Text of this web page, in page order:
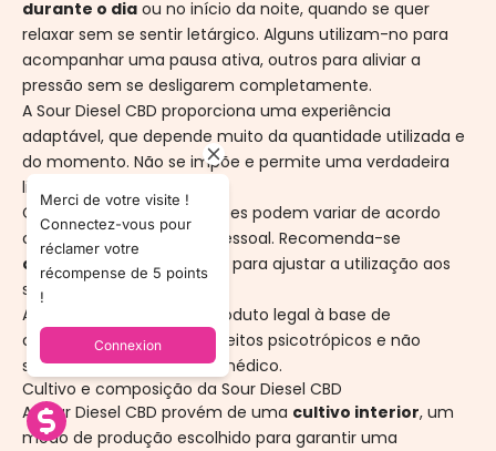
durante o dia ou no início da noite, quando se quer
relaxar sem se sentir letárgico. Alguns utilizam-no para
acompanhar uma pausa ativa, outros para aliviar a
pressão sem se desligarem completamente.
A Sour Diesel CBD proporciona uma experiência
adaptável, que depende muito da quantidade utilizada e
do momento. Não se impõe e permite uma verdadeira
liberdade de utilização.
Como sempre, as sensações podem variar de acordo
com a sua sensibilidade pessoal. Recomenda-se
começar gradualmente
para ajustar a utilização aos
seus hábitos.
A Sour Diesel CBD é um produto legal à base de
cânhamo. Não provoca efeitos psicotrópicos e não
substitui um tratamento médico.
Cultivo e composição da Sour Diesel CBD
A Sour Diesel CBD provém de uma cultivo interior, um
modo de produção escolhido para garantir uma
Merci de votre visite !
Connectez-vous pour
réclamer votre
récompense de 5 points
!
Connexion